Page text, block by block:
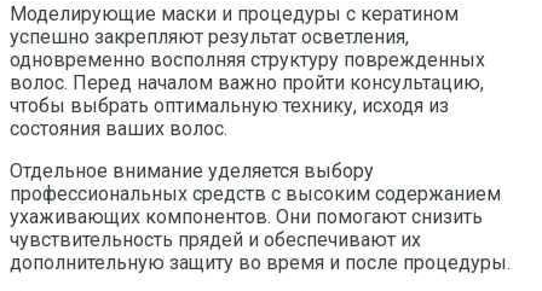
Моделирующие маски и процедуры с кератином
успешно закрепляют результат осветления,
одновременно восполняя структуру поврежденных
волос. Перед началом важно пройти консультацию,
чтобы выбрать оптимальную технику, исходя из
состояния ваших волос.
Отдельное внимание уделяется выбору
профессиональных средств с высоким содержанием
ухаживающих компонентов. Они помогают снизить
чувствительность прядей и обеспечивают их
дополнительную защиту во время и после процедуры.